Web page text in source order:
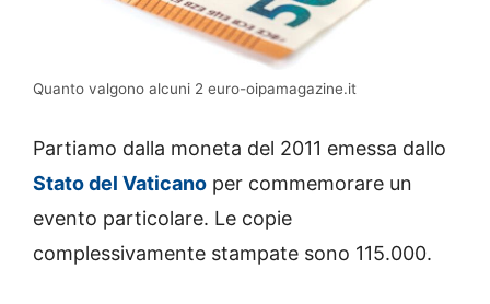
Quanto valgono alcuni 2 euro-oipamagazine.it
Partiamo dalla moneta del 2011 emessa dallo
Stato del Vaticano per commemorare un
evento particolare. Le copie
complessivamente stampate sono 115.000.